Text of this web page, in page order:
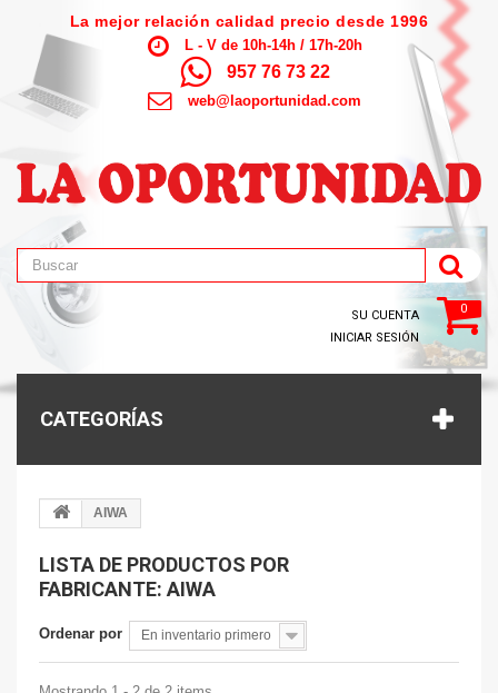
La mejor relación calidad precio desde 1996
L - V de 10h-14h / 17h-20h
957 76 73 22
web@laoportunidad.com
0
SU CUENTA
INICIAR SESIÓN
CATEGORÍAS
AIWA
LISTA DE PRODUCTOS POR
FABRICANTE: AIWA
Ordenar por En inventario primero